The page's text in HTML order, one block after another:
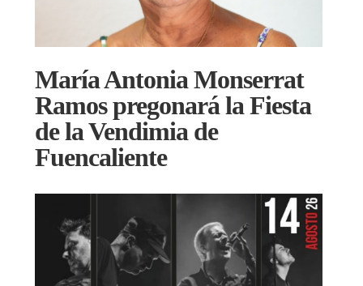
María Antonia Monserrat
Ramos pregonará la Fiesta
de la Vendimia de
Fuencaliente